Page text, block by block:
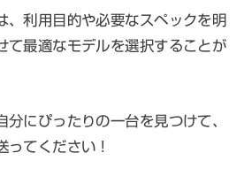
、利用目的や必要なスペックを明
て最適なモデルを選択することが
分にぴったりの一台を見つけて、
ってください！